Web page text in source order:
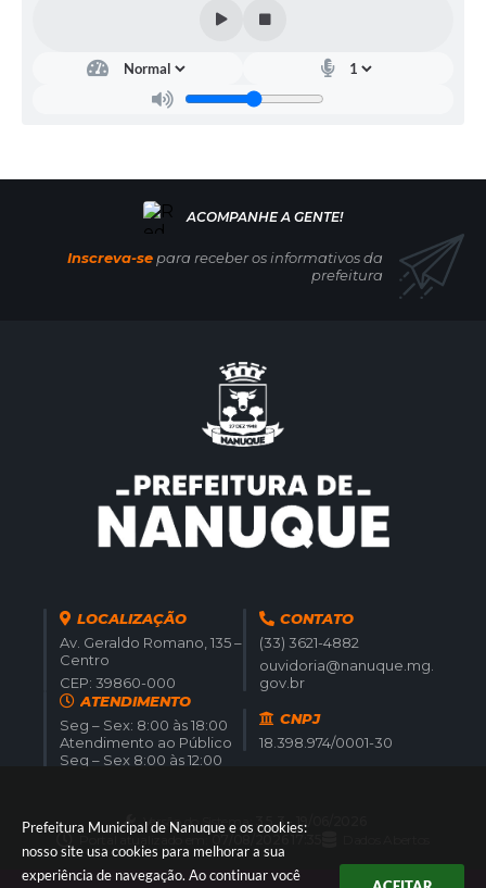
Prefeitura Municipal de Nanuque e os cookies:
nosso site usa cookies para melhorar a sua
experiência de navegação. Ao continuar você
Inscreva-se para receber os informativos da
prefeitura
LOCALIZAÇÃO
Av. Geraldo Romano, 135 –
Centro
CEP: 39860-000
CONTATO
(33) 3621-4882
ouvidoria@nanuque.mg.
gov.br
ATENDIMENTO
Seg – Sex: 8:00 às 18:00
Atendimento ao Público
Seg – Sex 8:00 às 12:00
CNPJ
18.398.974/0001-30
Versão do Sistema: 3.5.3 - 19/06/2026
Portal atualizado em: